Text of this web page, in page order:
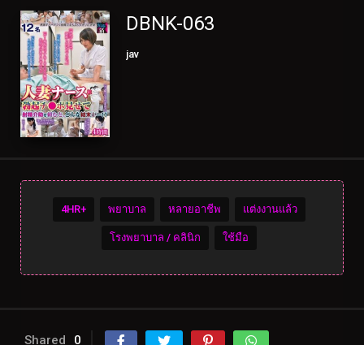
DBNK-063
jav
4HR+ พยาบาล หลายอาชีพ แต่งงานแล้ว
โรงพยาบาล / คลินิก ใช้มือ
Shared 0